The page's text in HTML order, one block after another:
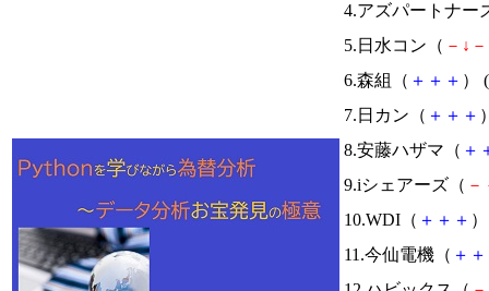
4.アズパートナー
5.日水コン（ － ↓ －
6.森組（ ＋ ＋ ＋ ） (
7.日カン（ ＋ ＋ ＋
8.安藤ハザマ（ ＋
9.iシェアーズ（ －
10.WDI（ ＋ ＋ ＋
11.今仙電機（ ＋ ＋